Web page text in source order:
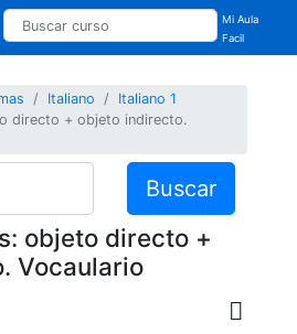
Mi Aula
Facil
Italiano
Italiano 1
directo + objeto indirecto.
Buscar
objeto directo +
Vocaulario